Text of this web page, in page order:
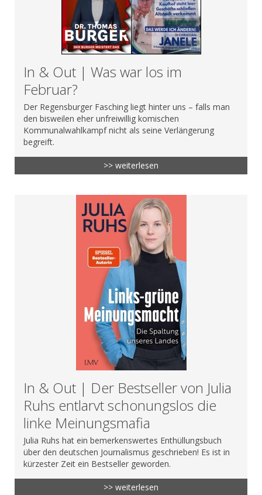
In & Out | Was war los im
Februar?
Der Regensburger Fasching liegt hinter uns – falls man
den bisweilen eher unfreiwillig komischen
Kommunalwahlkampf nicht als seine Verlängerung
begreift.
>> weiterlesen
In & Out | Der Bestseller von Julia
Ruhs entlarvt schonungslos die
linke Meinungsmafia
Julia Ruhs hat ein bemerkenswertes Enthüllungsbuch
über den deutschen Journalismus geschrieben! Es ist in
kürzester Zeit ein Bestseller geworden.
>> weiterlesen